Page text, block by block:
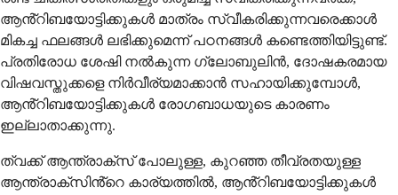
ആൻ്റിബയോട്ടിക്കുകൾ മാത്രം സ്വീകരിക്കുന്നവരെക്കാൾ
മികച്ച ഫലങ്ങൾ ലഭിക്കുമെന്ന് പഠനങ്ങൾ കണ്ടെത്തിയിട്ടുണ്ട്.
പ്രതിരോധ ശേഷി നൽകുന്ന ഗ്ലോബുലിൻ, ദോഷകരമായ
വിഷവസ്തുക്കളെ നിർവീര്യമാക്കാൻ സഹായിക്കുമ്പോൾ,
ആൻ്റിബയോട്ടിക്കുകൾ രോഗബാധയുടെ കാരണം
ഇല്ലാതാക്കുന്നു.
ത്വക്ക് ആന്ത്രാക്സ് പോലുള്ള, കുറഞ്ഞ തീവ്രതയുള്ള
ആന്ത്രാക്സിൻ്റെ കാര്യത്തിൽ, ആൻ്റിബയോട്ടിക്കുകൾ